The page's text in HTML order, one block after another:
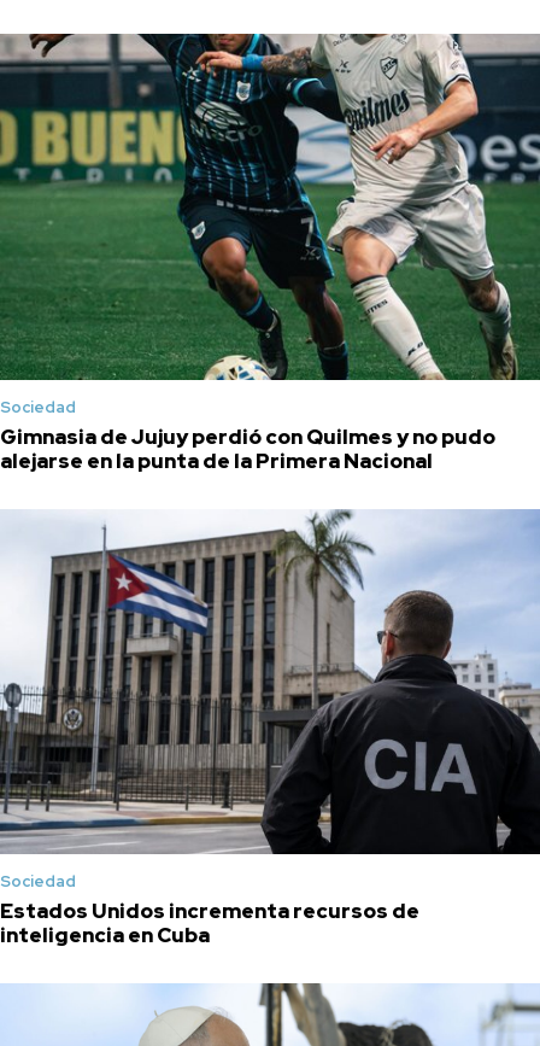
Sociedad
Gimnasia de Jujuy perdió con Quilmes y no pudo
alejarse en la punta de la Primera Nacional
Sociedad
Estados Unidos incrementa recursos de
inteligencia en Cuba